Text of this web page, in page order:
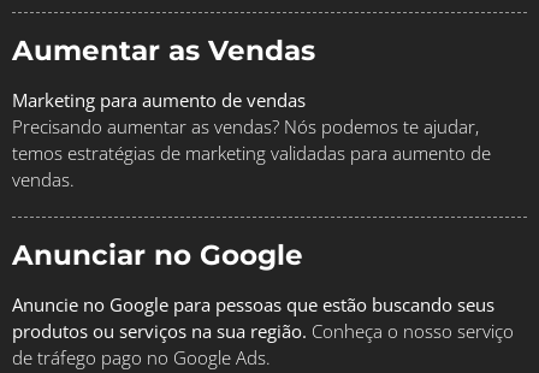
Aumentar as Vendas
Marketing para aumento de vendas
Precisando aumentar as vendas? Nós podemos te ajudar,
temos estratégias de marketing validadas para aumento de
vendas.
Anunciar no Google
Anuncie no Google para pessoas que estão buscando seus
produtos ou serviços na sua região. Conheça o nosso serviço
de tráfego pago no Google Ads.